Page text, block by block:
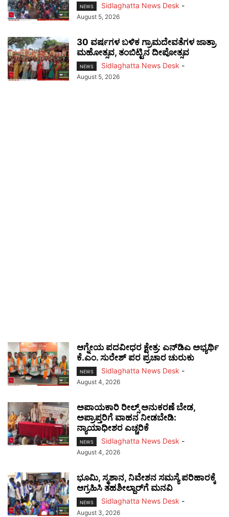
NEWS Sidlaghatta News Desk -
August 5, 2026
30 ವರ್ಷಗಳ ಬಳಿಕ ಗ್ರಾಮದೇವತೆಗಳ ಜಾತ್ರಾ
ಮಹೋತ್ಸವ, ತಂಬಿಟ್ಟಿನ ದೀಪೋತ್ಸವ
NEWS Sidlaghatta News Desk -
August 5, 2026
ಆಗ್ನೇಯ ಪದವೀಧರ ಕ್ಷೇತ್ರ: ಎನ್‌ಡಿಎ ಅಭ್ಯರ್ಥಿ
ಕೆ.ಎಂ. ಸುರೇಶ್ ಪರ ಪ್ರಚಾರ ಚುರುಕು
NEWS Sidlaghatta News Desk -
August 4, 2026
ಅಪಾಯಕಾರಿ ರೀಲ್ಸ್ ಅನುಕರಣೆ ಬೇಡ,
ಅಪ್ರಾಪ್ತರಿಗೆ ವಾಹನ ನೀಡಬೇಡಿ:
ನ್ಯಾಯಾಧೀಶರ ಎಚ್ಚರಿಕೆ
NEWS Sidlaghatta News Desk -
August 4, 2026
ಭೂಮಿ, ಸ್ಮಶಾನ, ನಿವೇಶನ ಸಮಸ್ಯೆ ಪರಿಹಾರಕ್ಕೆ
ಆಗ್ರಹಿಸಿ ತಹಶೀಲ್ದಾರ್‌ಗೆ ಮನವಿ
NEWS Sidlaghatta News Desk -
August 3, 2026